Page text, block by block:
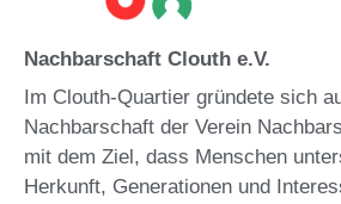
Nachbarschaft Clouth e.V.
Im Clouth-Quartier gründete sich
Nachbarschaft der Verein
mit dem Ziel, dass Menschen
Herkunft, Generationen und